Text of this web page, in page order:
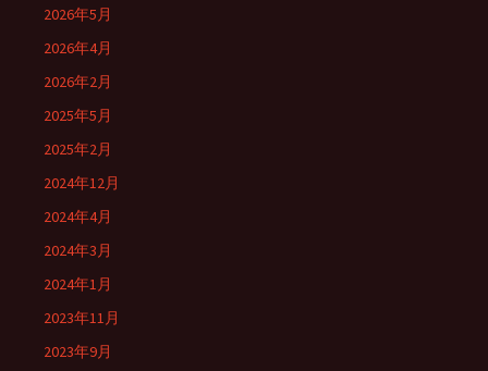
2026年5月
2026年4月
2026年2月
2025年5月
2025年2月
2024年12月
2024年4月
2024年3月
2024年1月
2023年11月
2023年9月